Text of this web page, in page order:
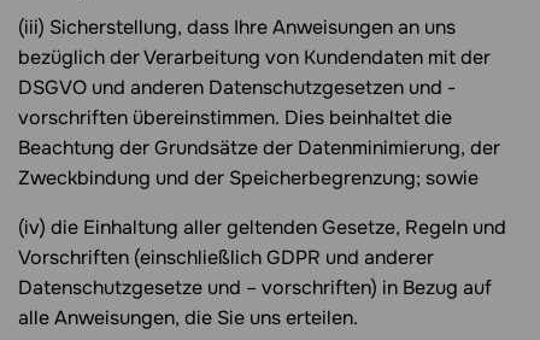
(iii) Sicherstellung, dass Ihre Anweisungen an uns
bezüglich der Verarbeitung von Kundendaten mit der
DSGVO und anderen Datenschutzgesetzen und -
vorschriften übereinstimmen. Dies beinhaltet die
Beachtung der Grundsätze der Datenminimierung, der
Zweckbindung und der Speicherbegrenzung; sowie
(iv) die Einhaltung aller geltenden Gesetze, Regeln und
Vorschriften (einschließlich GDPR und anderer
Datenschutzgesetze und – vorschriften) in Bezug auf
alle Anweisungen, die Sie uns erteilen.